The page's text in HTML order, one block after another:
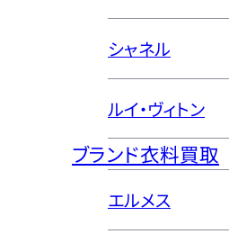
シャネル
ルイ・ヴィトン
ブランド衣料買取
エルメス